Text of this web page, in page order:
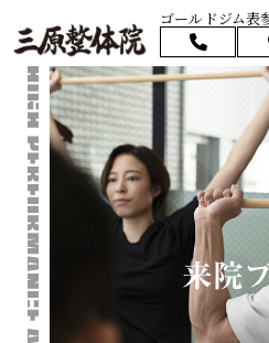
ゴールドジム表
来院